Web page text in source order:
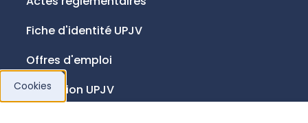
Fiche d'identité UPJV
Offres d'emploi
Fondation UPJV
Cookies